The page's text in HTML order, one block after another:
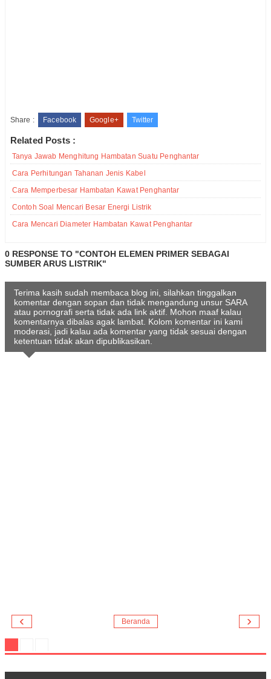
Share : Facebook Google+ Twitter
Related Posts :
Tanya Jawab Menghitung Hambatan Suatu Penghantar
Cara Perhitungan Tahanan Jenis Kabel
Cara Memperbesar Hambatan Kawat Penghantar
Contoh Soal Mencari Besar Energi Listrik
Cara Mencari Diameter Hambatan Kawat Penghantar
0 RESPONSE TO "CONTOH ELEMEN PRIMER SEBAGAI
SUMBER ARUS LISTRIK"
Terima kasih sudah membaca blog ini, silahkan tinggalkan
komentar dengan sopan dan tidak mengandung unsur SARA
atau pornografi serta tidak ada link aktif. Mohon maaf kalau
komentarnya dibalas agak lambat. Kolom komentar ini kami
moderasi, jadi kalau ada komentar yang tidak sesuai dengan
ketentuan tidak akan dipublikasikan.
‹ ›
Beranda